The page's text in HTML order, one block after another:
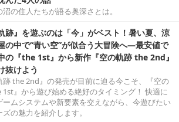
の住人たちが語る奥深さとは。
跡』を遊ぶのは「今」がベスト！暑い夏、涼
の中で“青い空”が似合う大冒険へ―最安値で
の『the 1st』から新作『空の軌跡 the 2nd』
抜けよう
跡 the 2nd』の発売が目前に迫る今こそ、『空の
1st』から遊び始める絶好のタイミング！ 快適に
ームシステムや新要素を交えながら、今遊びたい
の魅力を紹介します。